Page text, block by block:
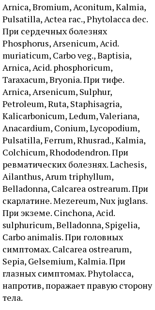
Arnica, Bromium, Aconitum, Kalmia,
Pulsatilla, Actea гас., Phytolacca dec.
При сердечных болезнях
Phosphorus, Arsenicum, Acid.
muriaticum, Carbo veg., Baptisia,
Arnica, Acid. phosphoricum,
Taraxacum, Bryonia. При тифе.
Arnica, Arsenicum, Sulphur,
Petroleum, Ruta, Staphisagria,
Kalicarbonicum, Ledum, Valeriana,
Anacardium, Conium, Lycopodium,
Pulsatilla, Ferrum, Rhusrad., Kalmia,
Colchicum, Rhododendron. При
ревматических болезнях. Lachesis,
Ailanthus, Arum triphyllum,
Belladonna, Calcarea ostrearum. При
скарлатине. Mezereum, Nux juglans.
При экземе. Cinchona, Acid.
sulphuricum, Belladonna, Spigelia,
Carbo animalis. При головных
симптомах. Calcarea ostrearum,
Sepia, Gelsemium, Kalmia. При
глазных симптомах. Phytolacca,
напротив, поражает правую сторону
тела.